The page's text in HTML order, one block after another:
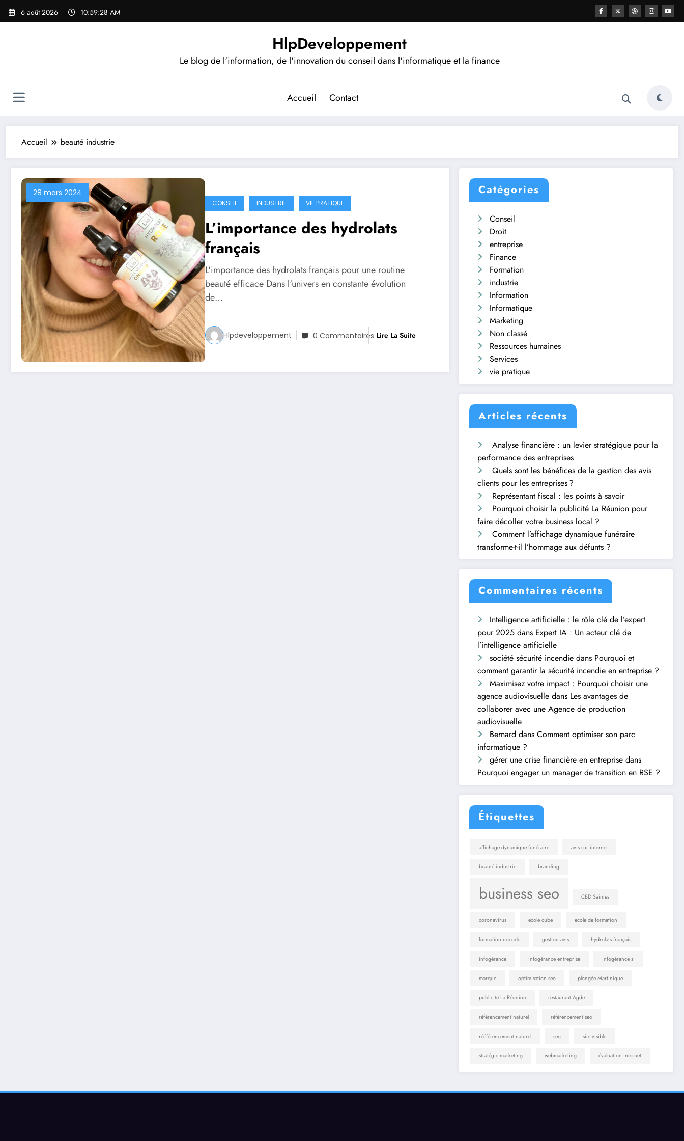
Aller
6 août 2026 10:59:29 AM
HlpDeveloppement
Le blog de l'information, de l'innovation du conseil dans l'informatique et la finance
Accueil Contact
Accueil beauté industrie
28 mars 2024
CONSEIL INDUSTRIE VIE PRATIQUE
L’importance des hydrolats
français
L'importance des hydrolats français pour une routine
beauté efficace Dans l'univers en constante évolution
de…
Hlpdeveloppement 0 Commentaires Lire La Suite
Catégories
Conseil
Droit
entreprise
Finance
Formation
industrie
Information
Informatique
Marketing
Non classé
Ressources humaines
Services
vie pratique
Articles récents
Analyse financière : un levier stratégique pour la
performance des entreprises
Quels sont les bénéfices de la gestion des avis
clients pour les entreprises ?
Représentant fiscal : les points à savoir
Pourquoi choisir la publicité La Réunion pour
faire décoller votre business local ?
Comment l’affichage dynamique funéraire
transforme-t-il l’hommage aux défunts ?
Commentaires récents
Intelligence artificielle : le rôle clé de l’expert
pour 2025 dans Expert IA : Un acteur clé de
l’intelligence artificielle
société sécurité incendie dans Pourquoi et
comment garantir la sécurité incendie en entreprise ?
Maximisez votre impact : Pourquoi choisir une
agence audiovisuelle dans Les avantages de
collaborer avec une Agence de production
audiovisuelle
Bernard dansComment optimiser son parc
informatique ?
gérer une crise financière en entreprise dans
Pourquoi engager un manager de transition en RSE ?
Étiquettes
affichage dynamique funéraire avis sur internet
beauté industrie branding
business seo CBD Saintes
coronavirus ecole cube ecole de formation
formation nocode gestion avis hydrolats français
infogérance infogérance entreprise infogérance si
marque optimisation seo plongée Martinique
publicité La Réunion restaurant Agde
référencement naturel référencement seo
rééférencement naturel seo site visible
stratégie marketing webmarketing évaluation internet